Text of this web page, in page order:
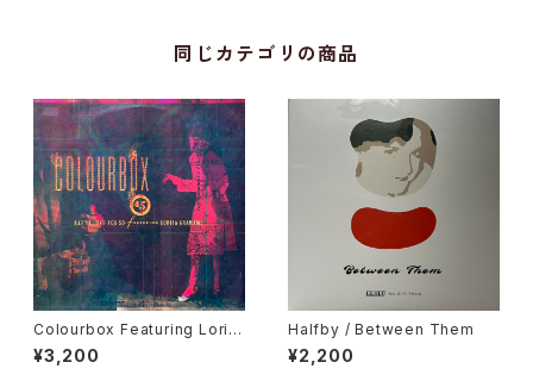
同じカテゴリの商品
Colourbox Featuring Lorita
Grahame / Baby I Love You
So
¥3,200
Halfby / Between Them
¥2,200